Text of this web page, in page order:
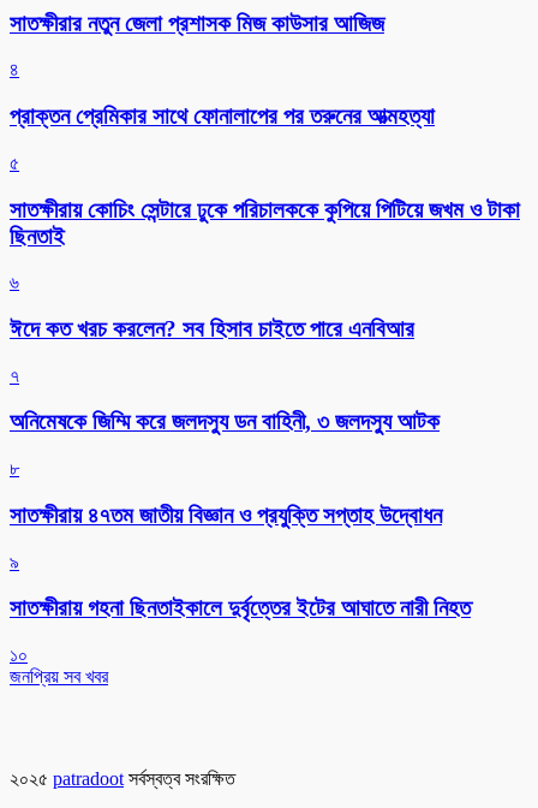
সাতক্ষীরার নতুন জেলা প্রশাসক মিজ কাউসার আজিজ
৪
প্রাক্তন প্রেমিকার সাথে ফোনালাপের পর তরুনের আত্মহত্যা
৫
সাতক্ষীরায় কোচিং সেন্টারে ঢুকে পরিচালককে কুপিয়ে পিটিয়ে জখম ও টাকা
ছিনতাই
৬
ঈদে কত খরচ করলেন? সব হিসাব চাইতে পারে এনবিআর
৭
অনিমেষকে জিম্মি করে জলদস্যু ডন বাহিনী, ৩ জলদস্যু আটক
৮
সাতক্ষীরায় ৪৭তম জাতীয় বিজ্ঞান ও প্রযুক্তি সপ্তাহ উদ্বোধন
৯
সাতক্ষীরায় গহনা ছিনতাইকালে দুর্বৃত্তের ইটের আঘাতে নারী নিহত
১০
জনপ্রিয় সব খবর
২০২৫ patradoot সর্বস্বত্ব সংরক্ষিত